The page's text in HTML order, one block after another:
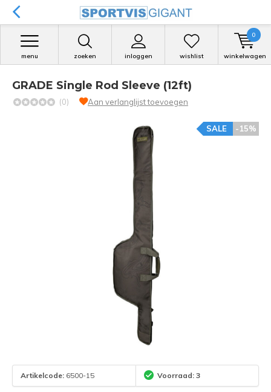
zoeken inloggen
menu wishlist winkelwagen
0
GRADE Single Rod Sleeve (12ft)
(0) Aan verlanglijst toevoegen
-15%
SALE
Artikelcode: 6500-15 Voorraad: 3